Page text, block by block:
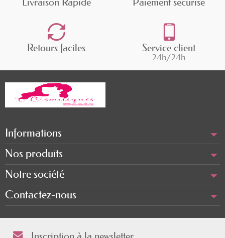
Retours faciles Service client
24h/24h
Informations
Nos produits
Notre société
Contactez-nous